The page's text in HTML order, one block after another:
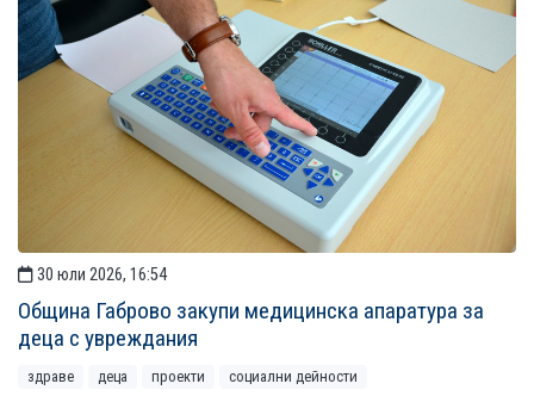
30 юли 2026, 16:54
Община Габрово закупи медицинска апаратура за
деца с увреждания
здраве деца проекти социални дейности